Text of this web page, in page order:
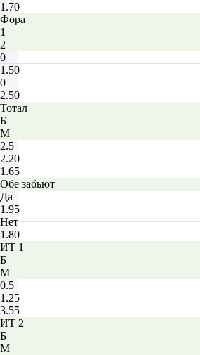
1.70
Фора
1
2
0
1.50
0
2.50
Тотал
Б
М
2.5
2.20
1.65
Обе забьют
Да
1.95
Нет
1.80
ИТ 1
Б
М
0.5
1.25
3.55
ИТ 2
Б
М